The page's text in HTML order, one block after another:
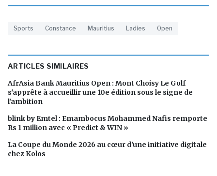
Sports Constance Mauritius Ladies Open
ARTICLES SIMILAIRES
AfrAsia Bank Mauritius Open : Mont Choisy Le Golf
s'apprête à accueillir une 10e édition sous le signe de
l'ambition
blink by Emtel : Emambocus Mohammed Nafis remporte
Rs 1 million avec « Predict & WIN »
La Coupe du Monde 2026 au cœur d'une initiative digitale
chez Kolos